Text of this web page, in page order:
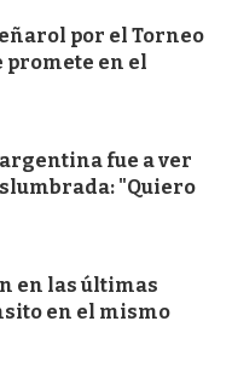
por el Torneo
promete en el
fue a ver
"Quiero
en las últimas
en el mismo